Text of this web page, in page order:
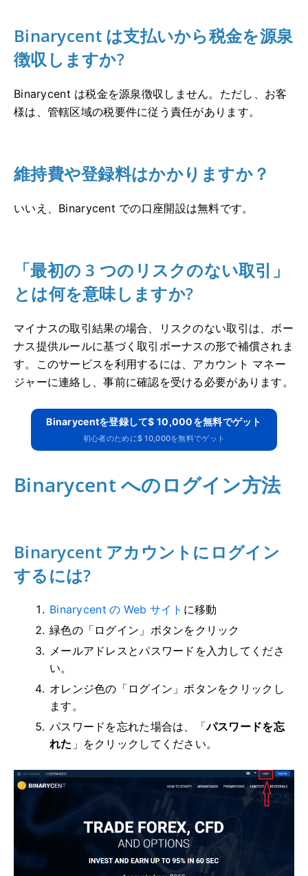
Binarycent は支払いから税金を源泉
徴収しますか?
Binarycent は税金を源泉徴収しません。 ただし、お客
様は、管轄区域の税要件に従う責任があります。
維持費や登録料はかかりますか？
いいえ、Binarycent での口座開設は無料です。
「最初の 3 つのリスクのない取引」
とは何を意味しますか?
マイナスの取引結果の場合、リスクのない取引は、ボー
ナス提供ルールに基づく取引ボーナスの形で補償されま
す。
このサービスを利用するには、アカウント マネー
ジャーに連絡し、事前に確認を受ける必要があります。
Binarycentを登録して$ 10,000を無料でゲット
初心者のために$ 10,000を無料でゲット
Binarycent へのログイン方法
Binarycent アカウントにログイン
するには?
Binarycent の Web サイト に移動
緑色の「ログイン」ボタンをクリック
メールアドレスとパスワードを入力してくださ
い。
オレンジ色の「ログイン」ボタンをクリックし
ます。
パスワードを忘れた場合は、「パスワードを忘
れた 」をクリックしてください。